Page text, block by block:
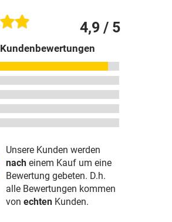
4,9 / 5
Kundenbewertungen
Unsere Kunden werden
nach einem Kauf um eine
Bewertung gebeten. D.h.
alle Bewertungen kommen
von echten Kunden.